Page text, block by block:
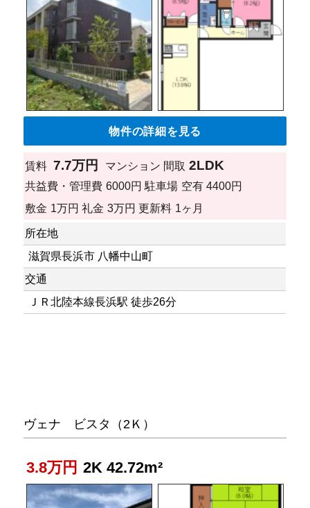
物件の詳細を見る
賃料 7.7万円 マンション 間取 2LDK
共益費・管理費 6000円 駐車場 空有 4400円
敷金 1万円 礼金 3万円 更新料 1ヶ月
所在地
滋賀県長浜市 八幡中山町
交通
ＪＲ北陸本線長浜駅 徒歩26分
ヴェナ ビスタ（2Ｋ）
3.8万円 2K 42.72m²